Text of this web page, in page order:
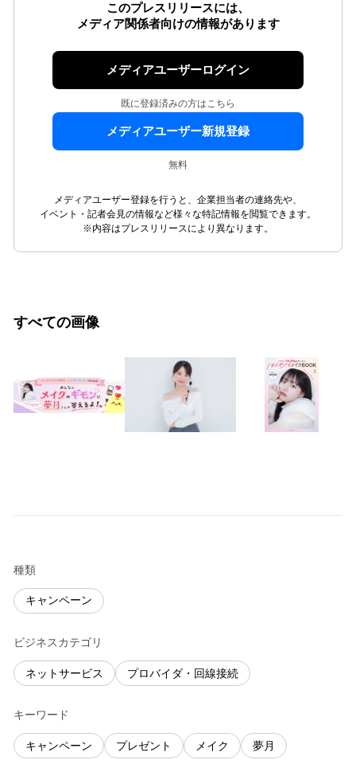
このプレスリリースには、
メディア関係者向けの情報があります
メディアユーザーログイン
既に登録済みの方はこちら
メディアユーザー新規登録
無料
メディアユーザー登録を行うと、企業担当者の連絡先や、
イベント・記者会見の情報など様々な特記情報を閲覧できます。
※内容はプレスリリースにより異なります。
すべての画像
種類
キャンペーン
ビジネスカテゴリ
ネットサービス プロバイダ・回線接続
キーワード
キャンペーン プレゼント メイク 夢月